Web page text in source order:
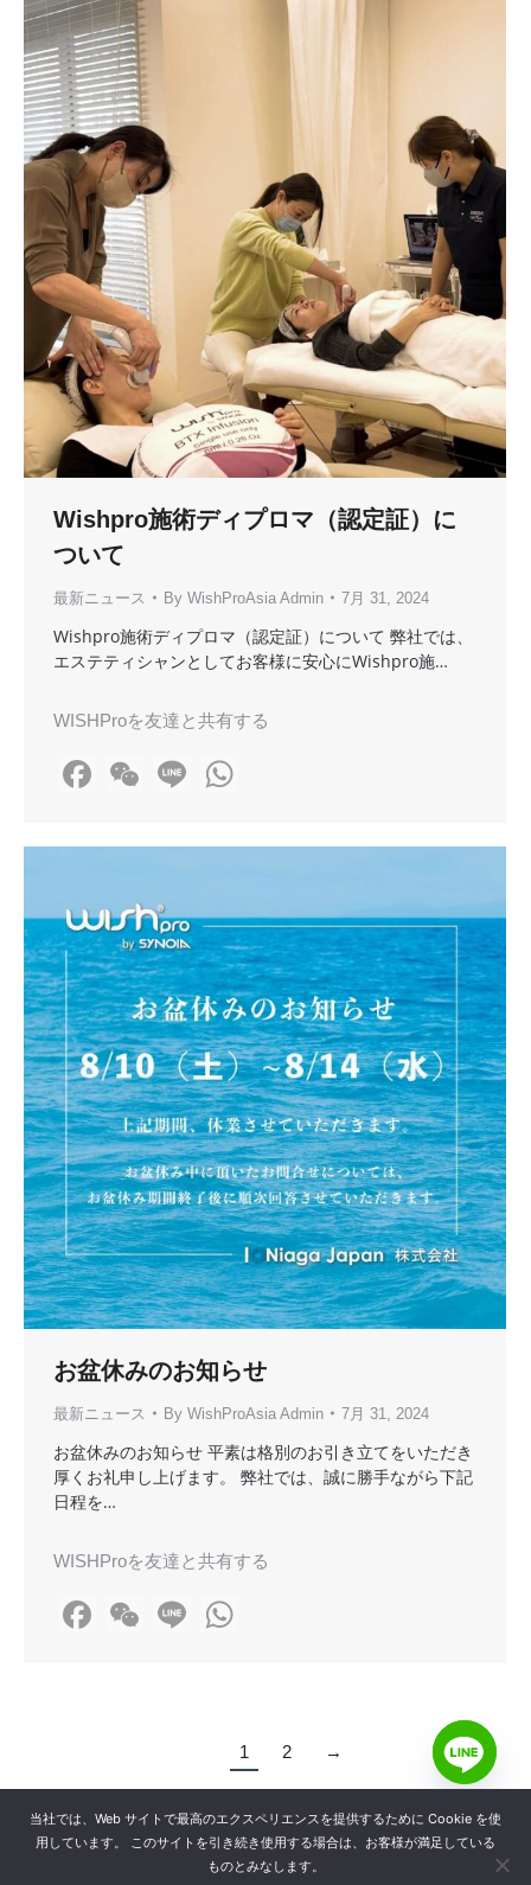
Wishpro施術ディプロマ（認定証）に
ついて
最新ニュース By WishProAsia Admin 7月 31, 2024
Wishpro施術ディプロマ（認定証）について 弊社では、
エステティシャンとしてお客様に安心にWishpro施…
WISHProを友達と共有する
Facebook
WeChat
Line
お盆休みのお知らせ
最新ニュース By WishProAsia Admin 7月 31, 2024
お盆休みのお知らせ 平素は格別のお引き立てをいただき
厚くお礼申し上げます。 弊社では、誠に勝手ながら下記
日程を…
WISHProを友達と共有する
Facebook
WeChat
Line
1 2 →
WISHPro by Ioniaga Pte Ltd © 2025.全著作権所有。
当社では、Web サイトで最高のエクスペリエンスを提供するために Cookie を使
用しています。 このサイトを引き続き使用する場合は、お客様が満足している
ものとみなします。